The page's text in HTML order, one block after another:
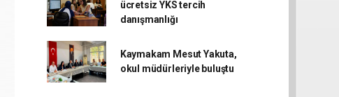
ücretsiz YKS tercih
danışmanlığı
Kaymakam Mesut Yakuta,
okul müdürleriyle buluştu